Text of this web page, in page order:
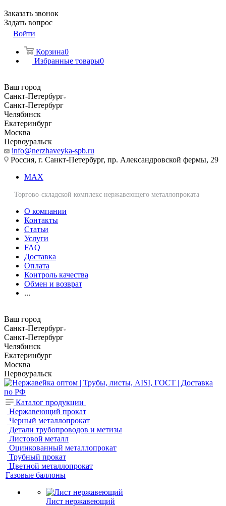
Заказать звонок
Задать вопрос
Войти
Корзина0
Избранные товары0
Ваш город
Санкт-Петербург
Санкт-Петербург
Челябинск
Екатеринбург
Москва
Первоуральск
info@nerzhaveyka-spb.ru
Россия, г. Санкт-Петербург, пр. Александровской фермы, 29
MAX
Торгово-складской комплекс нержавеющего металлопроката
О компании
Контакты
Статьи
Услуги
FAQ
Доставка
Оплата
Контроль качества
Обмен и возврат
...
Ваш город
Санкт-Петербург
Санкт-Петербург
Челябинск
Екатеринбург
Москва
Первоуральск
Каталог продукции
Нержавеющий прокат
Черный металлопрокат
Детали трубопроводов и метизы
Листовой металл
Оцинкованный металлопрокат
Трубный прокат
Цветной металлопрокат
Газовые баллоны
Лист нержавеющий